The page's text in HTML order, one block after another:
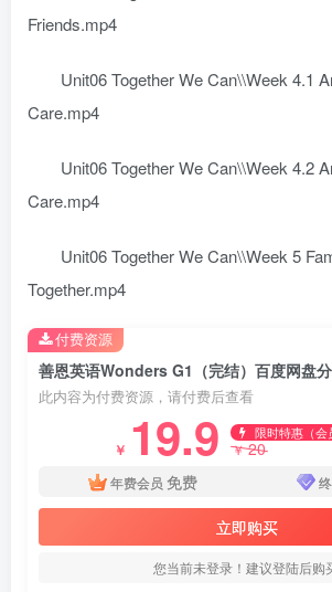
Friends.mp4
Unit06 Together We Can\\Week 4.1
Care.mp4
Unit06 Together We Can\\Week 4.2
Care.mp4
Unit06 Together We Can\\Week 5
Together.mp4
善恩英语Wonders G1（完结）百度网盘
此内容为付费资源，请付费后查看
￥ 19.9 限时特惠（会
￥20
年费会员 免费
立即购买
您当前未登录！建议登陆后购
付费资源